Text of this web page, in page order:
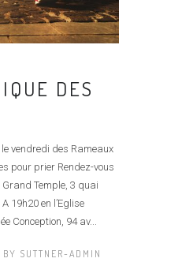
DES
vendredi des Rameaux
pour prier Rendez-vous
Temple, 3 quai
19h20 en l’Eglise
Conception, 94 av...
BY SUTTNER-ADMIN